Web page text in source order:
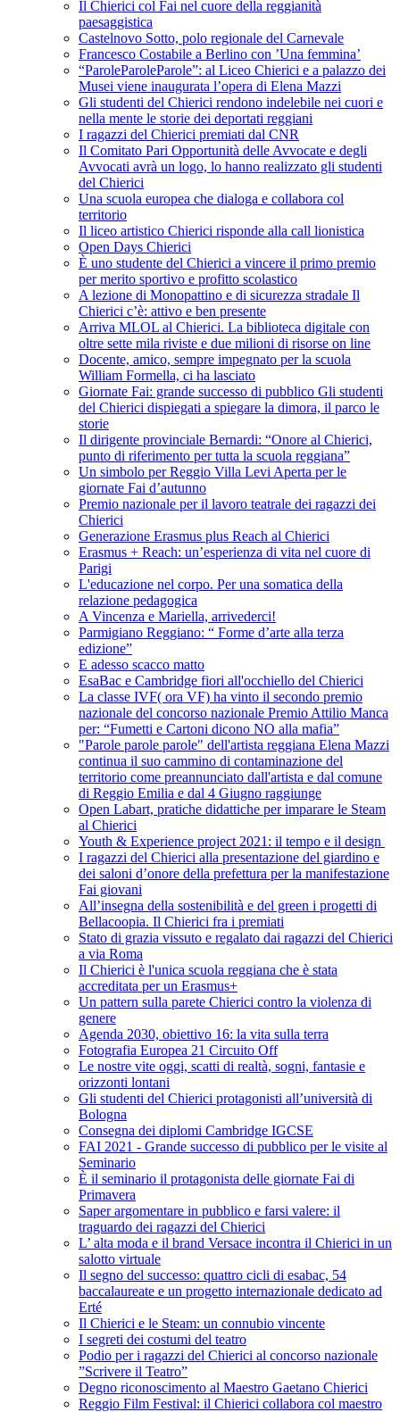
Il Chierici col Fai nel cuore della reggianità
paesaggistica
Castelnovo Sotto, polo regionale del Carnevale
Francesco Costabile a Berlino con ’Una femmina’
“ParoleParoleParole”: al Liceo Chierici e a palazzo dei
Musei viene inaugurata l’opera di Elena Mazzi
Gli studenti del Chierici rendono indelebile nei cuori e
nella mente le storie dei deportati reggiani
I ragazzi del Chierici premiati dal CNR
Il Comitato Pari Opportunità delle Avvocate e degli
Avvocati avrà un logo, lo hanno realizzato gli studenti
del Chierici
Una scuola europea che dialoga e collabora col
territorio
Il liceo artistico Chierici risponde alla call lionistica
Open Days Chierici
È uno studente del Chierici a vincere il primo premio
per merito sportivo e profitto scolastico
A lezione di Monopattino e di sicurezza stradale Il
Chierici c’è: attivo e ben presente
Arriva MLOL al Chierici. La biblioteca digitale con
oltre sette mila riviste e due milioni di risorse on line
Docente, amico, sempre impegnato per la scuola
William Formella, ci ha lasciato
Giornate Fai: grande successo di pubblico Gli studenti
del Chierici dispiegati a spiegare la dimora, il parco le
storie
Il dirigente provinciale Bernardi: “Onore al Chierici,
punto di riferimento per tutta la scuola reggiana”
Un simbolo per Reggio Villa Levi Aperta per le
giornate Fai d’autunno
Premio nazionale per il lavoro teatrale dei ragazzi dei
Chierici
Generazione Erasmus plus Reach al Chierici
Erasmus + Reach: un’esperienza di vita nel cuore di
Parigi
L'educazione nel corpo. Per una somatica della
relazione pedagogica
A Vincenza e Mariella, arrivederci!
Parmigiano Reggiano: “ Forme d’arte alla terza
edizione”
E adesso scacco matto
EsaBac e Cambridge fiori all'occhiello del Chierici
La classe IVF( ora VF) ha vinto il secondo premio
nazionale del concorso nazionale Premio Attilio Manca
per: “Fumetti e Cartoni dicono NO alla mafia”
"Parole parole parole" dell'artista reggiana Elena Mazzi
continua il suo cammino di contaminazione del
territorio come preannunciato dall'artista e dal comune
di Reggio Emilia e dal 4 Giugno raggiunge
Open Labart, pratiche didattiche per imparare le Steam
al Chierici
Youth & Experience project 2021: il tempo e il design
I ragazzi del Chierici alla presentazione del giardino e
dei saloni d’onore della prefettura per la manifestazione
Fai giovani
All’insegna della sostenibilità e del green i progetti di
Bellacoopia. Il Chierici fra i premiati
Stato di grazia vissuto e regalato dai ragazzi del Chierici
a via Roma
Il Chierici è l'unica scuola reggiana che è stata
accreditata per un Erasmus+
Un pattern sulla parete Chierici contro la violenza di
genere
Agenda 2030, obiettivo 16: la vita sulla terra
Fotografia Europea 21 Circuito Off
Le nostre vite oggi, scatti di realtà, sogni, fantasie e
orizzonti lontani
Gli studenti del Chierici protagonisti all’università di
Bologna
Consegna dei diplomi Cambridge IGCSE
FAI 2021 - Grande successo di pubblico per le visite al
Seminario
È il seminario il protagonista delle giornate Fai di
Primavera
Saper argomentare in pubblico e farsi valere: il
traguardo dei ragazzi del Chierici
L’ alta moda e il brand Versace incontra il Chierici in un
salotto virtuale
Il segno del successo: quattro cicli di esabac, 54
baccalaureate e un progetto internazionale dedicato ad
Erté
Il Chierici e le Steam: un connubio vincente
I segreti dei costumi del teatro
Podio per i ragazzi del Chierici al concorso nazionale
”Scrivere il Teatro”
Degno riconoscimento al Maestro Gaetano Chierici
Reggio Film Festival: il Chierici collabora col maestro